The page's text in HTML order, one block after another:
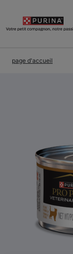
page d'accueil